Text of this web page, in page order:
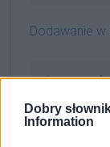
Dobry
Information
Dodawanie
rzeczownik